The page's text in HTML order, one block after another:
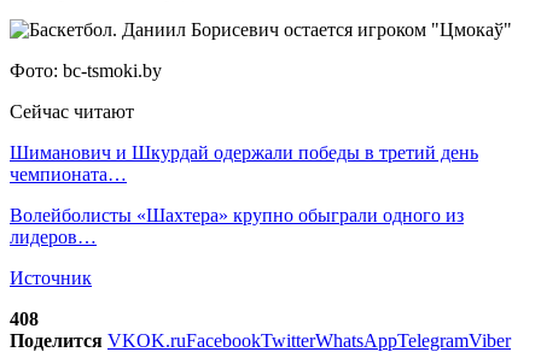
Фото: bc-tsmoki.by
Сейчас читают
Шиманович и Шкурдай одержали победы в третий день
чемпионата…
Волейболисты «Шахтера» крупно обыграли одного из
лидеров…
Источник
408
Поделится VKOK.ruFacebookTwitterWhatsAppTelegramViber